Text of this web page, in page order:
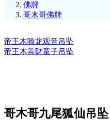
佛牌
哥木哥佛牌
帝王木骑龙观音吊坠
帝王木善财童子吊坠
哥木哥九尾狐仙吊坠